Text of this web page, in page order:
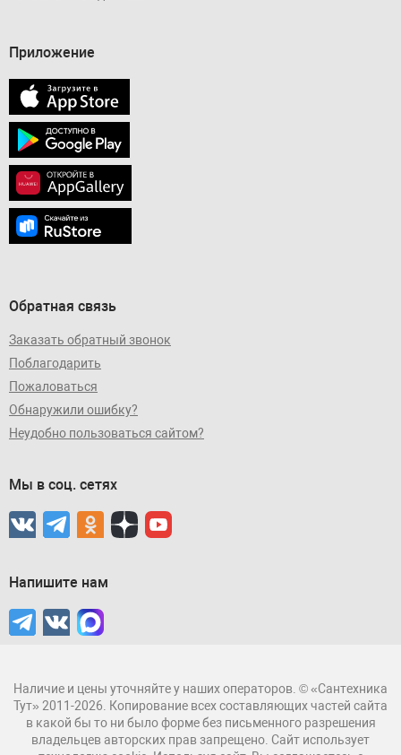
Приложение
Обратная связь
Заказать обратный звонок
Поблагодарить
Пожаловаться
Обнаружили ошибку?
Неудобно пользоваться сайтом?
Мы в соц. сетях
Напишите нам
Наличие и цены уточняйте у наших операторов. © «Сантехника
Тут» 2011-2026. Копирование всех составляющих частей сайта
в какой бы то ни было форме без письменного разрешения
владельцев авторских прав запрещено. Сайт использует